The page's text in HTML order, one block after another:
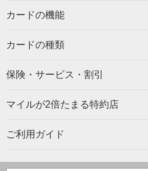
カードの機能
カードの種類
保険・サービス・割引
マイルが2倍たまる特約店
ご利用ガイド